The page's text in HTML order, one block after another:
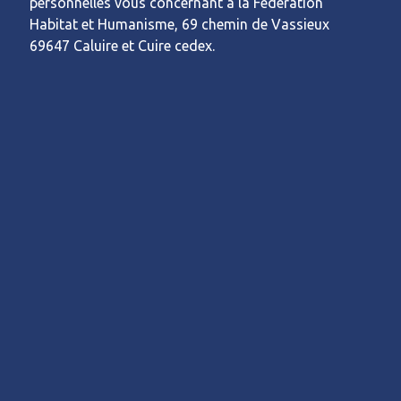
Habitat et Humanisme, 69 chemin de Vassieux
69647 Caluire et Cuire cedex.